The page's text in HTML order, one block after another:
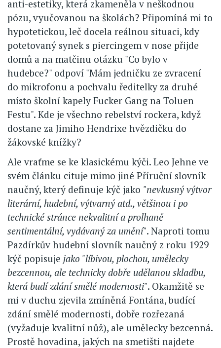
anti-estetiky, která zkameněla v neškodnou
pózu, vyučovanou na školách? Připomíná mi to
hypotetickou, leč docela reálnou situaci, kdy
potetovaný synek s piercingem v nose přijde
domů a na matčinu otázku "Co bylo v
hudebce?" odpoví "Mám jedničku ze zvracení
do mikrofonu a pochvalu ředitelky za druhé
místo školní kapely Fucker Gang na Toluen
Festu". Kde je všechno rebelství rockera, když
dostane za Jimiho Hendrixe hvězdičku do
žákovské knížky?
Ale vraťme se ke klasickému kýči. Leo Jehne ve
svém článku cituje mimo jiné Příruční slovník
naučný, který definuje kýč jako "nevkusný výtvor
literární, hudební, výtvarný atd., většinou i po
technické stránce nekvalitní a prolhaně
sentimentální, vydávaný za umění". Naproti tomu
Pazdírkův hudební slovník naučný z roku 1929
kýč popisuje jako "líbivou, plochou, umělecky
bezcennou, ale technicky dobře udělanou skladbu,
která budí zdání smělé modernosti". Okamžitě se
mi v duchu zjevila zmíněná Fontána, budící
zdání smělé modernosti, dobře rozřezaná
(vyžaduje kvalitní nůž), ale umělecky bezcenná.
Prostě hovadina, jakých na smetišti najdete